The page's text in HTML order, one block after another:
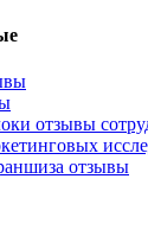
отзывы
отзывы